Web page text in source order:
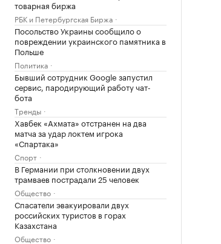
товарная биржа
РБК и Петербургская Биржа
Посольство Украины сообщило о
повреждении украинского памятника в
Польше
Политика
Бывший сотрудник Google запустил
сервис, пародирующий работу чат-
бота
Тренды
Хавбек «Ахмата» отстранен на два
матча за удар локтем игрока
«Спартака»
Спорт
В Германии при столкновении двух
трамваев пострадали 25 человек
Общество
Спасатели эвакуировали двух
российских туристов в горах
Казахстана
Общество